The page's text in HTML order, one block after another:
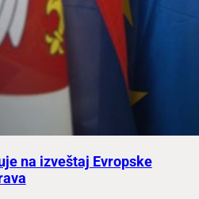
na izveštaj Evropske